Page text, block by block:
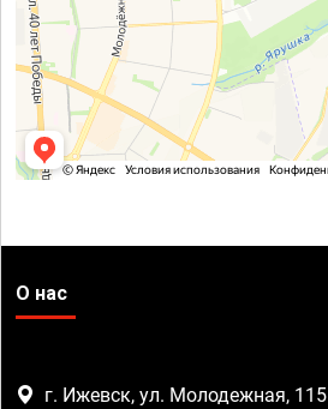
О нас
г. Ижевск, ул. Молодежная, 115